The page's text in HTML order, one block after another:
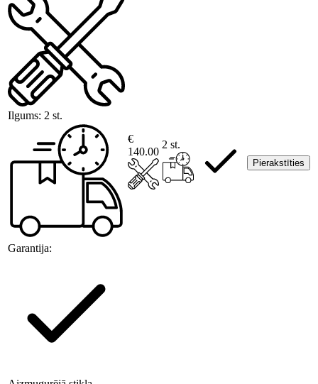
Ilgums: 2 st.
Garantija:
€
140.00
2 st.
Pierakstīties